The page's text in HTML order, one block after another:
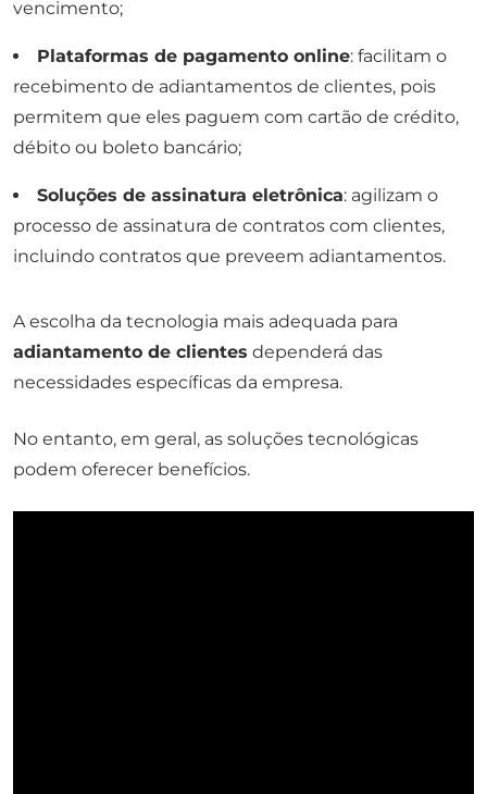
vencimento;
Plataformas de pagamento online: facilitam o
recebimento de adiantamentos de clientes, pois
permitem que eles paguem com cartão de crédito,
débito ou boleto bancário;
Soluções de assinatura eletrônica: agilizam o
processo de assinatura de contratos com clientes,
incluindo contratos que preveem adiantamentos.
A escolha da tecnologia mais adequada para
adiantamento de clientes dependerá das
necessidades específicas da empresa.
No entanto, em geral, as soluções tecnológicas
podem oferecer benefícios.